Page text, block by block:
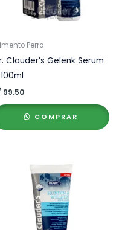
Perro
Clauder’s Gelenk Serum
99.50
COMPRAR